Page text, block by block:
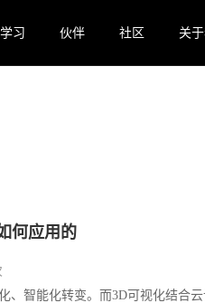
学习 伙伴 社区 关于
何应用的
、智能化转变。而3D可视化结合